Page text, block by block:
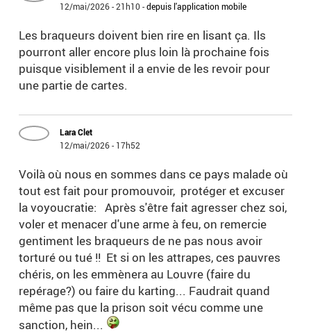
12/mai/2026 - 21h10 -depuis l'application mobile
Les braqueurs doivent bien rire en lisant ça. Ils
pourront aller encore plus loin là prochaine fois
puisque visiblement il a envie de les revoir pour
une partie de cartes.
Lara Clet
12/mai/2026 - 17h52
Voilà où nous en sommes dans ce pays malade où
tout est fait pour promouvoir, protéger et excuser
la voyoucratie: Après s'être fait agresser chez soi,
voler et menacer d'une arme à feu, on remercie
gentiment les braqueurs de ne pas nous avoir
torturé ou tué !! Et si on les attrapes, ces pauvres
chéris, on les emmènera au Louvre (faire du
repérage?) ou faire du karting... Faudrait quand
même pas que la prison soit vécu comme une
sanction, hein...